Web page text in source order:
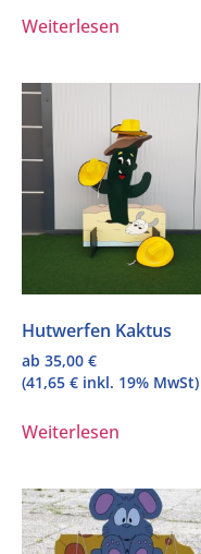
Weiterlesen
Hutwerfen Kaktus
ab 35,00 €
(41,65 € inkl. 19% MwSt)
Weiterlesen